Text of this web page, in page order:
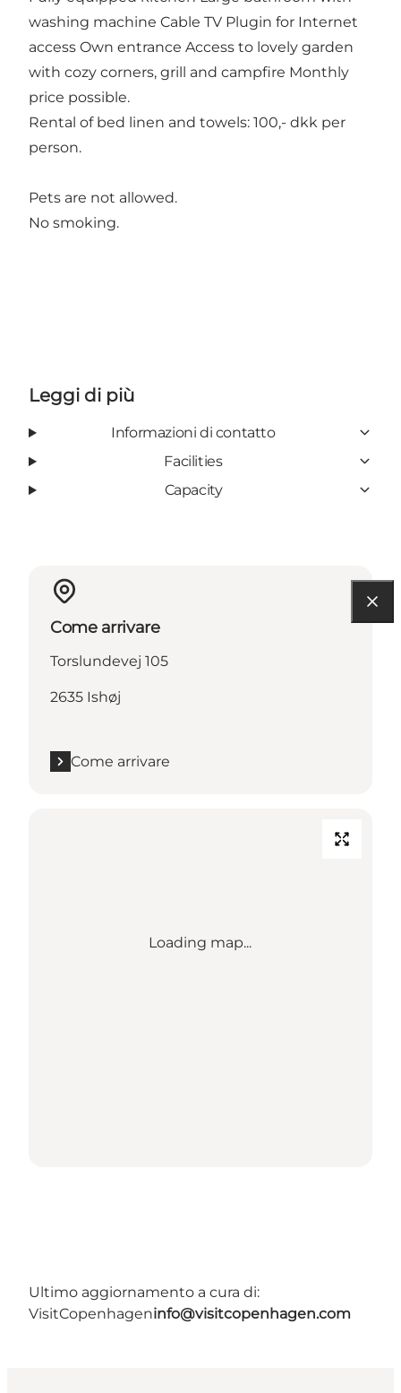
washing machine Cable TV Plugin for Internet
access Own entrance Access to lovely garden
with cozy corners, grill and campfire Monthly
price possible.
Rental of bed linen and towels: 100,- dkk per
person.
Pets are not allowed.
No smoking.
Leggi di più
Informazioni di contatto
Facilities
Capacity
Come arrivare
Torslundevej 105
2635 Ishøj
Come arrivare
Loading map...
Ultimo aggiornamento a cura di:
VisitCopenhageninfo@visitcopenhagen.com